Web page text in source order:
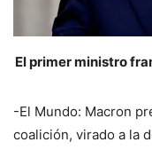
El primer ministro
-El Mundo: Macron
coalición, virado a la